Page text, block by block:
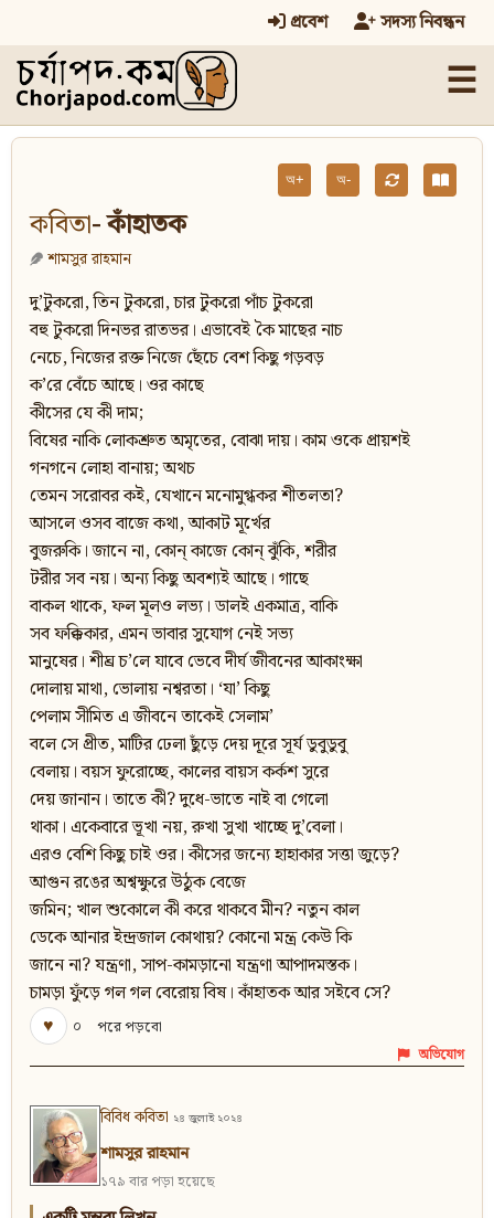
প্রবেশ সদস্য নিবন্ধন
☰
অ+ অ-
কবিতা- কাঁহাতক
শামসুর রাহমান
দু’টুকরো, তিন টুকরো, চার টুকরো পাঁচ টুকরো
বহু টুকরো দিনভর রাতভর। এভাবেই কৈ মাছের নাচ
নেচে, নিজের রক্ত নিজে ছেঁচে বেশ কিছু গড়বড়
ক’রে বেঁচে আছে। ওর কাছে
কীসের যে কী দাম;
বিষের নাকি লোকশ্রুত অমৃতের, বোঝা দায়। কাম ওকে প্রায়শই
গনগনে লোহা বানায়; অথচ
তেমন সরোবর কই, যেখানে মনোমুগ্ধকর শীতলতা?
আসলে ওসব বাজে কথা, আকাট মূর্খের
বুজরুকি। জানে না, কোন্‌ কাজে কোন্‌ ঝুঁকি, শরীর
টরীর সব নয়। অন্য কিছু অবশ্যই আছে। গাছে
বাকল থাকে, ফল মূলও লভ্য। ডালই একমাত্র, বাকি
সব ফক্কিকার, এমন ভাবার সুযোগ নেই সভ্য
মানুষের। শীঘ্র চ’লে যাবে ভেবে দীর্ঘ জীবনের আকাংক্ষা
দোলায় মাথা, ভোলায় নশ্বরতা। ‘যা’ কিছু
পেলাম সীমিত এ জীবনে তাকেই সেলাম’
বলে সে প্রীত, মাটির ঢেলা ছুঁড়ে দেয় দূরে সূর্য ডুবুডুবু
বেলায়। বয়স ফুরোচ্ছে, কালের বায়স কর্কশ সুরে
দেয় জানান। তাতে কী? দুধে-ভাতে নাই বা গেলো
থাকা। একেবারে ভূখা নয়, রুখা সুখা খাচ্ছে দু’বেলা।
এরও বেশি কিছু চাই ওর। কীসের জন্যে হাহাকার সত্তা জুড়ে?
আগুন রঙের অশ্বক্ষুরে উঠুক বেজে
জমিন; খাল শুকোলে কী করে থাকবে মীন? নতুন কাল
ডেকে আনার ইন্দ্রজাল কোথায়? কোনো মন্ত্র কেউ কি
জানে না? যন্ত্রণা, সাপ-কামড়ানো যন্ত্রণা আপাদমস্তক।
চামড়া ফুঁড়ে গল গল বেরোয় বিষ। কাঁহাতক আর সইবে সে?
♥
০ পরে পড়বো
অভিযোগ
বিবিধ কবিতা ২৪ জুলাই ২০২৪
শামসুর রাহমান
১৭৯ বার পড়া হয়েছে